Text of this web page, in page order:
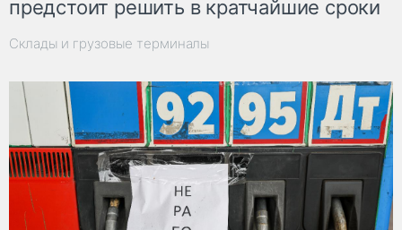
предстоит решить в кратчайшие сроки
Склады и грузовые терминалы